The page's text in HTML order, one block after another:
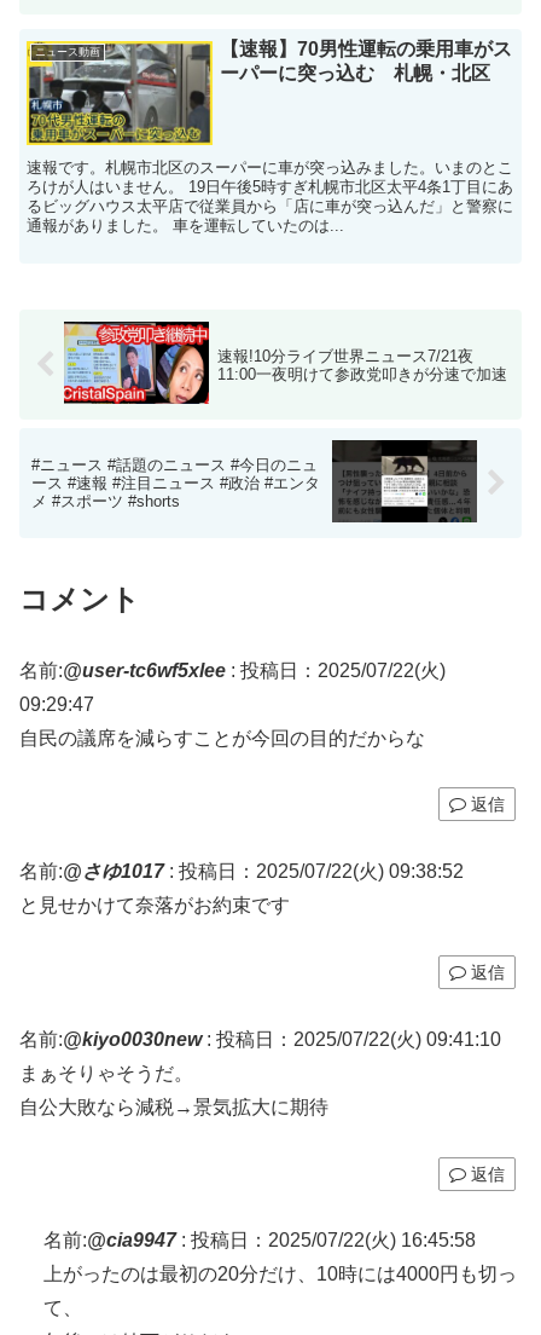
ニュース動画
【速報】70男性運転の乗用車がス
ーパーに突っ込む 札幌・北区
速報です。札幌市北区のスーパーに車が突っ込みました。いまのとこ
ろけが人はいません。 19日午後5時すぎ札幌市北区太平4条1丁目にあ
るビッグハウス太平店で従業員から「店に車が突っ込んだ」と警察に
通報がありました。 車を運転していたのは...
速報!10分ライブ世界ニュース7/21夜
11:00一夜明けて参政党叩きが分速で加速
#ニュース #話題のニュース #今日のニュ
ース #速報 #注目ニュース #政治 #エンタ
メ #スポーツ #shorts
コメント
名前:@user-tc6wf5xlee : 投稿日：2025/07/22(火)
09:29:47
自民の議席を減らすことが今回の目的だからな
返信
名前:@さゆ1017: 投稿日：2025/07/22(火) 09:38:52
と見せかけて奈落がお約束です
返信
名前:@kiyo0030new: 投稿日：2025/07/22(火) 09:41:10
まぁそりゃそうだ。
自公大敗なら減税→景気拡大に期待
返信
名前:@cia9947: 投稿日：2025/07/22(火) 16:45:58
上がったのは最初の20分だけ、10時には4000円も切っ
て、